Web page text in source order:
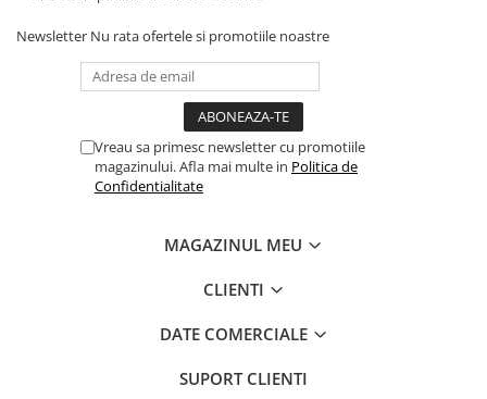
Newsletter Nu rata ofertele si promotiile noastre
Vreau sa primesc newsletter cu promotiile
magazinului. Afla mai multe in Politica de
Confidentialitate
MAGAZINUL MEU
CLIENTI
DATE COMERCIALE
SUPORT CLIENTI